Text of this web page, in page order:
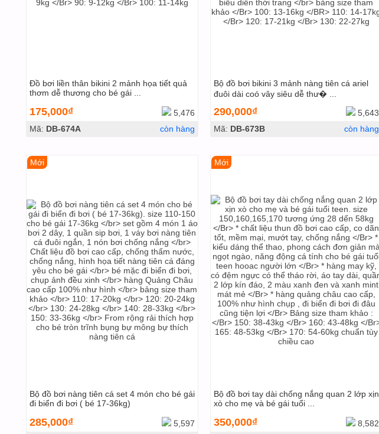
Đồ bơi liền thân bikini 2 mảnh họa tiết quả
thơm dễ thương cho bé gái ...
175,000₫
5,476
Mã: DB-674A còn hàng
Bộ đồ bơi bikini 3 mảnh nàng tiên cá ariel
đuôi dài coó vây siêu dễ thư� ...
290,000₫
5,643
Mã: DB-673B còn hàng
Mới
Bộ đồ bơi nàng tiên cá set 4 món cho bé gái
đi biển đi bơi ( bé 17-36kg)
285,000₫
5,597
Mới
Bộ đồ bơi tay dài chống nắng quan 2 lớp xịn
xò cho mẹ và bé gái tuổi ...
350,000₫
8,582